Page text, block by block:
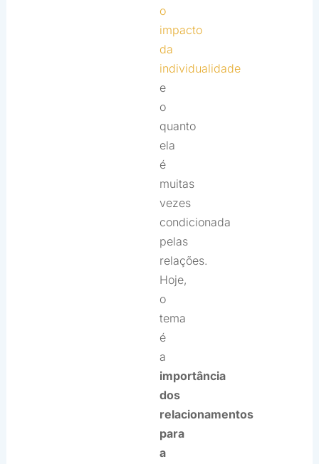
o
impacto
da
individualidade
e
o
quanto
ela
é
muitas
vezes
condicionada
pelas
relações.
Hoje,
o
tema
é
a
importância
dos
relacionamentos
para
a